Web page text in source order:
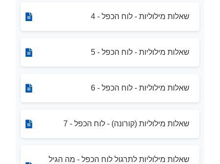
שאלות מילוליות - לוח הכפל - 4
שאלות מילוליות - לוח הכפל - 5
שאלות מילוליות - לוח הכפל - 6
שאלות מילוליות (קורונה) - לוח הכפל - 7
שאלות מילוליות לתרגול לוח הכפל - מה הגיל